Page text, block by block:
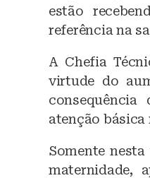
estão
referência na
A Chefia
virtude do
atenção
Somente
maternidade,